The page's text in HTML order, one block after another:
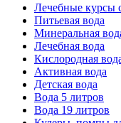
Лечебные курсы
Питьевая вода
Минеральная
Лечебная вода
Кислородная
Активная вода
Детская вода
Вода 5 литров
Вода 19 литров